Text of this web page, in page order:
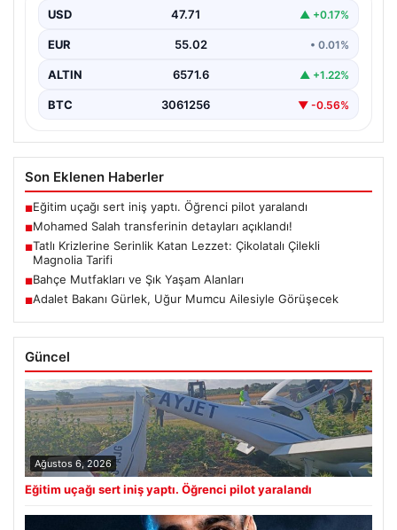
USD 47.71 ▲ +0.17%
EUR 55.02 • 0.01%
ALTIN 6571.6 ▲ +1.22%
BTC 3061256 ▼ -0.56%
Son Eklenen Haberler
■Eğitim uçağı sert iniş yaptı. Öğrenci pilot yaralandı
■Mohamed Salah transferinin detayları açıklandı!
■Tatlı Krizlerine Serinlik Katan Lezzet: Çikolatalı Çilekli
Magnolia Tarifi
■Bahçe Mutfakları ve Şık Yaşam Alanları
■Adalet Bakanı Gürlek, Uğur Mumcu Ailesiyle Görüşecek
Güncel
Ağustos 6, 2026
Eğitim uçağı sert iniş yaptı. Öğrenci pilot yaralandı